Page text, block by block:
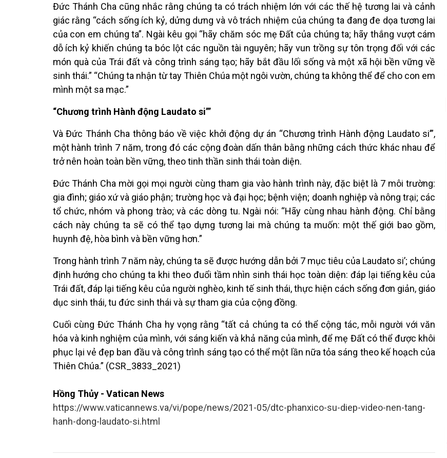
Đức Thánh Cha cũng nhắc rằng chúng ta có trách nhiệm lớn với các thế hệ tương lai và cảnh
giác rằng “cách sống ích kỷ, dửng dưng và vô trách nhiệm của chúng ta đang đe dọa tương lai
của con em chúng ta”. Ngài kêu gọi “hãy chăm sóc mẹ Đất của chúng ta; hãy thắng vượt cám
dỗ ích kỷ khiến chúng ta bóc lột các nguồn tài nguyên; hãy vun trồng sự tôn trọng đối với các
món quà của Trái đất và công trình sáng tạo; hãy bắt đầu lối sống và một xã hội bền vững về
sinh thái.” “Chúng ta nhận từ tay Thiên Chúa một ngôi vườn, chúng ta không thể để cho con em
mình một sa mạc.”
“Chương trình Hành động Laudato si’”
Và Đức Thánh Cha thông báo về việc khởi động dự án “Chương trình Hành động Laudato si’”,
một hành trình 7 năm, trong đó các cộng đoàn dấn thân bằng những cách thức khác nhau để
trở nên hoàn toàn bền vững, theo tinh thần sinh thái toàn diện.
Đức Thánh Cha mời gọi mọi người cùng tham gia vào hành trình này, đặc biệt là 7 môi trường:
gia đình; giáo xứ và giáo phận; trường học và đại học; bệnh viện; doanh nghiệp và nông trại; các
tổ chức, nhóm và phong trào; và các dòng tu. Ngài nói: “Hãy cùng nhau hành động. Chỉ bằng
cách này chúng ta sẽ có thể tạo dựng tương lai mà chúng ta muốn: một thế giới bao gồm,
huynh đệ, hòa bình và bền vững hơn.”
Trong hành trình 7 năm này, chúng ta sẽ được hướng dẫn bởi 7 mục tiêu của Laudato si’; chúng
định hướng cho chúng ta khi theo đuổi tầm nhìn sinh thái học toàn diện: đáp lại tiếng kêu của
Trái đất, đáp lại tiếng kêu của người nghèo, kinh tế sinh thái, thực hiện cách sống đơn giản, giáo
dục sinh thái, tu đức sinh thái và sự tham gia của cộng đồng.
Cuối cùng Đức Thánh Cha hy vọng rằng “tất cả chúng ta có thể cộng tác, mỗi người với văn
hóa và kinh nghiệm của mình, với sáng kiến và khả năng của mình, để mẹ Đất có thể được khôi
phục lại vẻ đẹp ban đầu và công trình sáng tạo có thể một lần nữa tỏa sáng theo kế hoạch của
Thiên Chúa.” (CSR_3833_2021)
Hồng Thủy - Vatican News
https://www.vaticannews.va/vi/pope/news/2021-05/dtc-phanxico-su-diep-video-nen-tang-
hanh-dong-laudato-si.html